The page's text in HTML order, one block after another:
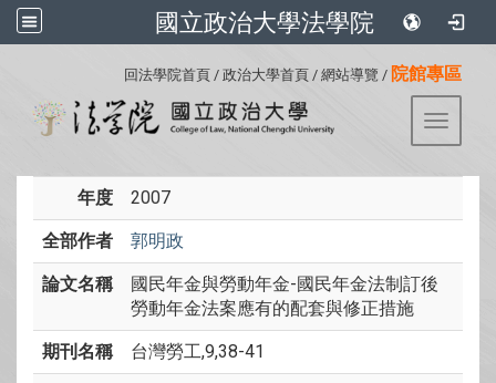
國立政治大學法學院
回法學院首頁 / 政治大學首頁 / 網站導覽 / 院館專區
Toggle
年度 2007
全部作者 郭明政
論文名稱
國民年金與勞動年金-國民年金法制訂後
勞動年金法案應有的配套與修正措施
期刊名稱 台灣勞工,9,38-41